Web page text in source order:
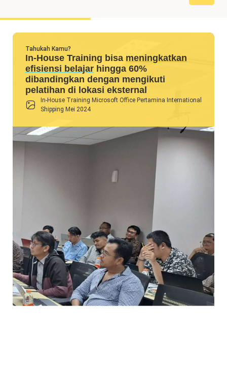
Tahukah Kamu?
In-House Training bisa meningkatkan
efisiensi belajar hingga 60%
dibandingkan dengan mengikuti
pelatihan di lokasi eksternal
In-House Training Microsoft Office Pertamina International
Shipping Mei 2024